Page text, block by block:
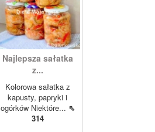
Najlepsza sałatka
z...
Kolorowa sałatka z
kapusty, papryki i
ogórków Niektóre... ⇖
314